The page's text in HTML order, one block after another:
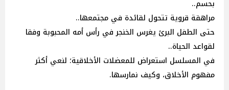
بحسم..
مراهقة قروية تتحول لقائدة في مجتمعها..
حتى الطفل البرئ يغرس الخنجر في رأس أمه المحبوبة وفقا
لقواعد الحياة..
في المسلسل استعراض للمعضلات الأخلاقية؛ لنعي أكثر
مفهوم الأخلاق، وكيف نمارسها.